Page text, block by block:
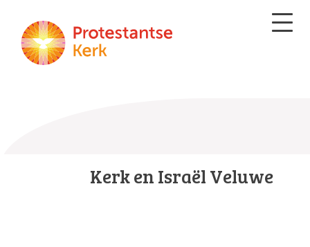
Kerk en Israël Veluwe